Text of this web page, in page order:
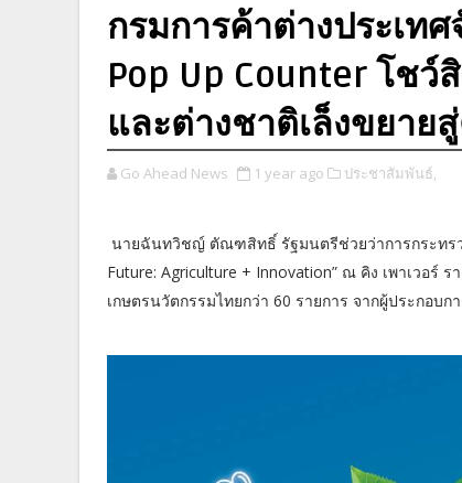
กรมการค้าต่างประเท
Pop Up Counter โชว์
และต่างชาติเล็งขยาย
Go Ahead News 1 year ago ประชาสัมพันธ์,
นายฉันทวิชญ์ ตัณฑสิทธิ์ รัฐมนตรีช่วยว่าการกระทร
Future: Agriculture + Innovation” ณ คิง เพาเวอร์
เกษตรนวัตกรรมไทยกว่า 60 รายการ จากผู้ประกอบ